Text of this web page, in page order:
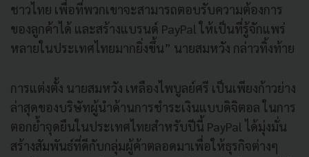
ชาวไทย เพื่อที่พวกเขาจะสามารถตอบรับความต้องการ
ของลูกค้าได้ และสร้างแบรนด์ PayPalให้เป็นที่รู้จักแพร่
หลายในประเทศไทยมากยิ่งขึ้น” นายสมหวัง กล่าวทิ้งท้าย
การแต่งตั้ง นายสมหวัง เหลืองไพบูลย์ศรี เป็นเพียงก้าวย่าง
ล่าสุดของบริษัทผู้นำด้านการชำระเงินแบบดิจิตอล ในการ
ตอกย้ำจุดยืนในประเทศไทยสำหรับปีนี้ PayPal ได้มุ่งมั่น
สร้างสัมพันธ์ที่ดีกับกลุ่มผู้ค้าตลอดมาเพื่อให้ธุรกิจต่างๆ